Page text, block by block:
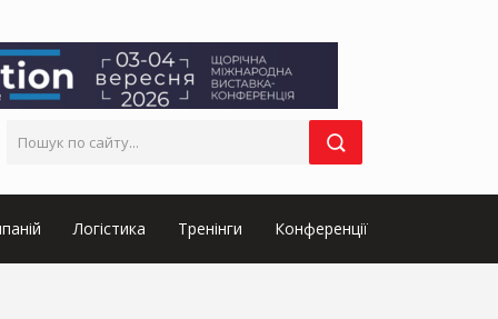
Логістика Тренінги Конференції